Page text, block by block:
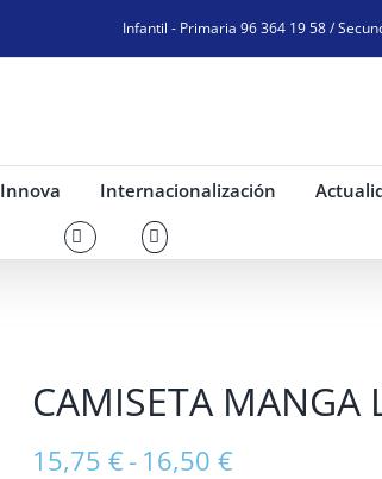
Infantil - Primaria 96 364 19 58 /
Innova Internacionalización
CAMISETA MANGA
15,75 € - 16,50 €